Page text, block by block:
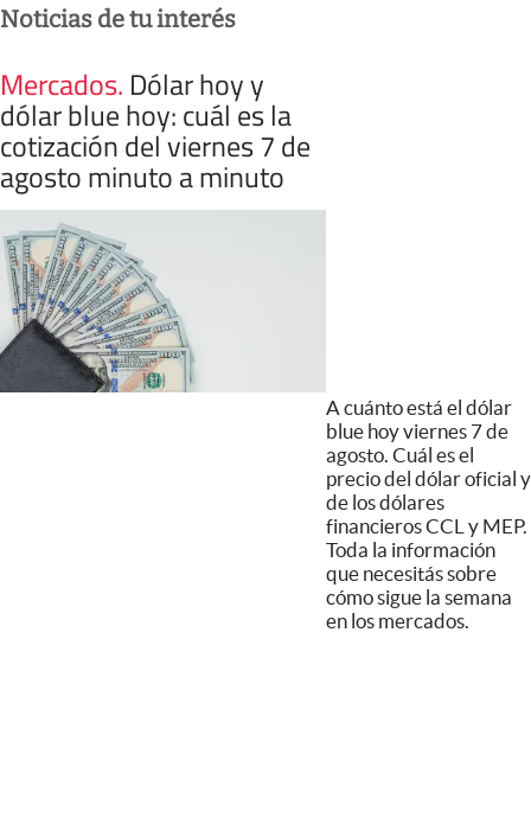
Noticias de tu interés
Mercados. Dólar hoy y
dólar blue hoy: cuál es la
cotización del viernes 7 de
agosto minuto a minuto
A cuánto está el dólar
blue hoy viernes 7 de
agosto. Cuál es el
precio del dólar oficial y
de los dólares
financieros CCL y MEP.
Toda la información
que necesitás sobre
cómo sigue la semana
en los mercados.